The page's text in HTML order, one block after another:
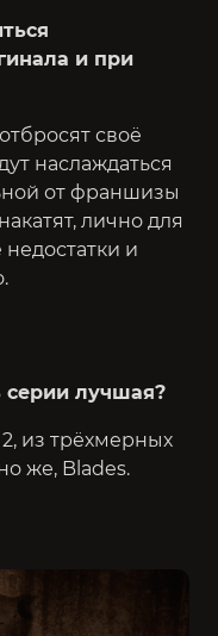
и при
своё
наслаждаться
от франшизы
лично для
и
серии лучшая?
из трёхмерных
же, Blades.